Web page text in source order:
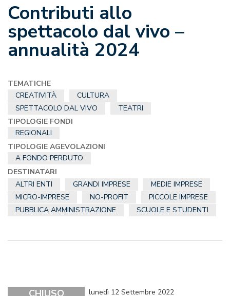
Contributi allo
spettacolo dal vivo –
annualità 2024
TEMATICHE
CREATIVITÀ
CULTURA
SPETTACOLO DAL VIVO
TEATRI
TIPOLOGIE FONDI
REGIONALI
TIPOLOGIE AGEVOLAZIONI
A FONDO PERDUTO
DESTINATARI
ALTRI ENTI
GRANDI IMPRESE
MEDIE IMPRESE
MICRO-IMPRESE
NO-PROFIT
PICCOLE IMPRESE
PUBBLICA AMMINISTRAZIONE
SCUOLE E STUDENTI
CHIUSO lunedì 12 Settembre 2022